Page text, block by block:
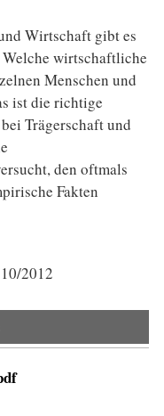
Wirtschaft gibt es
wirtschaftliche
Menschen und
ist die richtige
Trägerschaft und
den oftmals
Fakten
2012